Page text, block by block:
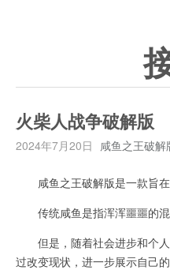
火柴人战争破解版
2024年7月20日 咸鱼之王破解
咸鱼之王破解版是一款旨在
传统咸鱼是指浑浑噩噩的混
但是，随着社会进步和个人
过改变现状，进一步展示自己的